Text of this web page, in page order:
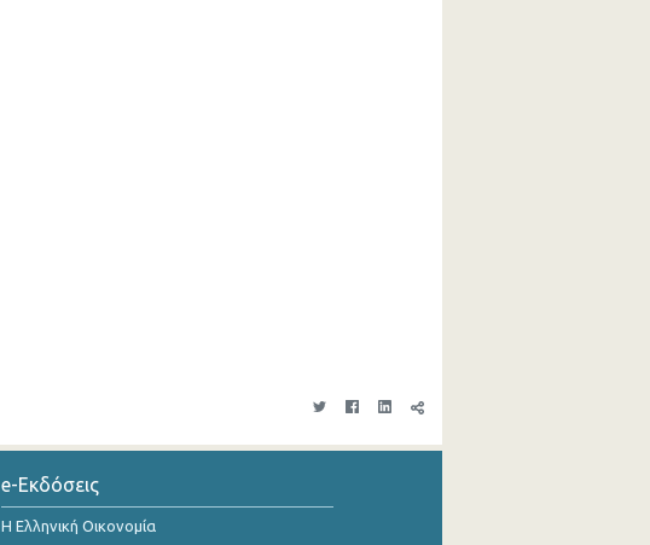
e-Εκδόσεις
Η Ελληνική Οικονομία